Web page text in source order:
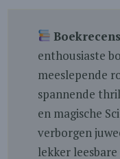
enthousiaste
meeslepende
spannende
en magische
verborgen
lekker